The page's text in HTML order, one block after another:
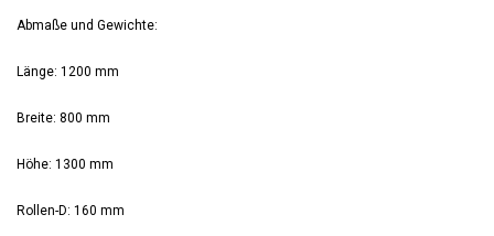
Abmaße und Gewichte:
Länge: 1200 mm
Breite: 800 mm
Höhe: 1300 mm
Rollen-D: 160 mm